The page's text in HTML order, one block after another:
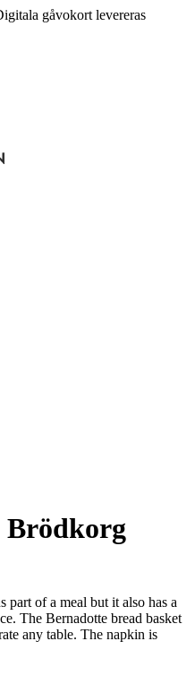
gåvokort levereras
part of a meal but it also has a
The Bernadotte bread basket
any table. The napkin is